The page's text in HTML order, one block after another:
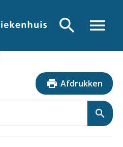
menu
search
print Afdrukken
search